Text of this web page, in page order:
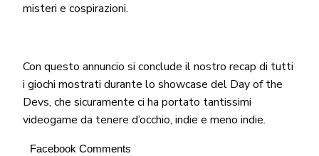
misteri e cospirazioni.
Con questo annuncio si conclude il nostro recap di tutti
i giochi mostrati durante lo showcase del Day of the
Devs, che sicuramente ci ha portato tantissimi
videogame da tenere d’occhio, indie e meno indie.
Facebook Comments